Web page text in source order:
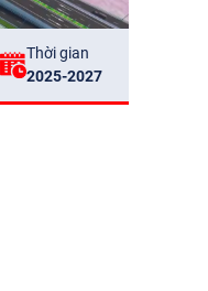
Thời gian
2025-2027